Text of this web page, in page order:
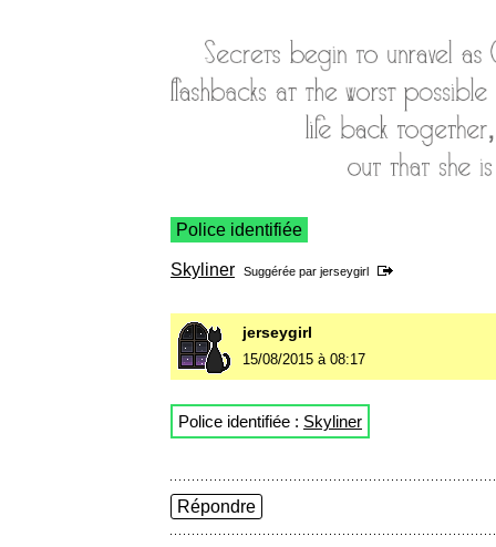
Police identifiée
Skyliner Suggérée par jerseygirl
jerseygirl
15/08/2015 à 08:17
Police identifiée : Skyliner
Répondre